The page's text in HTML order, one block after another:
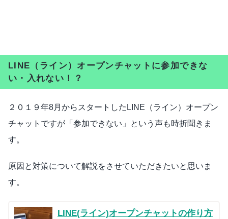
LINE（ライン）オープンチャットに参加できな
い・入れない！？
２０１９年8月からスタートしたLINE（ライン）オープン
チャットですが「参加できない」という声も時折聞きま
す。
原因と対策について解説をさせていただきたいと思いま
す。
LINE(ライン)オープンチャットの作り方